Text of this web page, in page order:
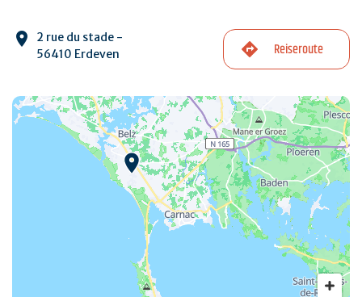
2 rue du stade -
56410 Erdeven
Reiseroute